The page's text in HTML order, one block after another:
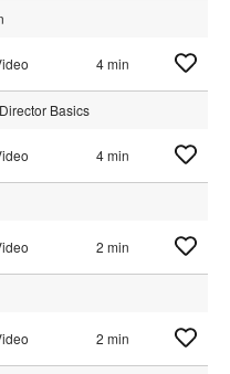
4 min
Basics
4 min
2 min
2 min